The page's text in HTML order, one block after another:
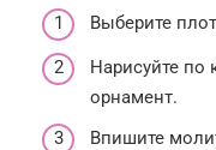
Выберите
Нарисуйте по
орнамент.
Впишите